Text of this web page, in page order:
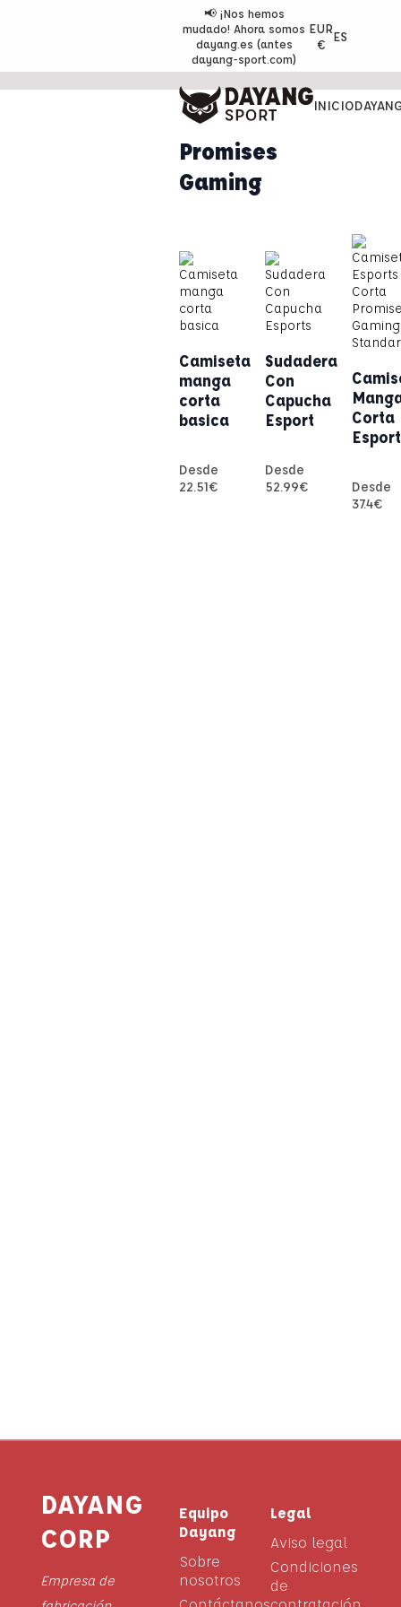
📢 ¡Nos hemos
mudado! Ahora somos
dayang.es (antes
dayang-sport.com)
EUR
€ ES
INICIO
Promises
Gaming
Camiseta
manga
corta
basica
Desde
22.51€
Sudadera
Con
Capucha
Esport
Desde
52.99€
Corta
Esport
Desde
37.4€
DAYANG
CORP
Empresa de
Equipo
Dayang
Sobre
nosotros
Legal
Aviso legal
Condiciones
de